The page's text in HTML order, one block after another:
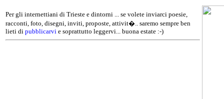
Per gli internettiani di Trieste e dintorni ... se volete inviarci poesie,
racconti, foto, disegni, inviti, proposte, attivit�.. saremo sempre ben
lieti di pubblicarvi e soprattutto leggervi... buona estate :-)